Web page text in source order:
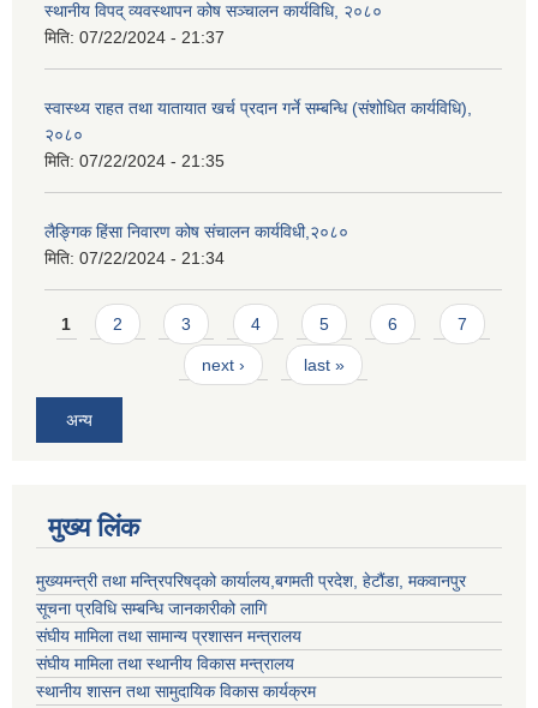
स्थानीय विपद् व्यवस्थापन कोष सञ्चालन कार्यविधि, २०८०
मिति: 07/22/2024 - 21:37
स्वास्थ्य राहत तथा यातायात खर्च प्रदान गर्ने सम्बन्धि (संशोधित कार्यविधि),
२०८०
मिति: 07/22/2024 - 21:35
लैङ्गिक हिंसा निवारण कोष संचालन कार्यविधी,२०८०
मिति: 07/22/2024 - 21:34
Pages
1 2 3 4 5 6 7
next › last »
अन्य
मुख्य लिंक
मुख्यमन्त्री तथा मन्त्रिपरिषद्को कार्यालय,बगमती प्रदेश, हेटौंडा, मकवानपुर
सूचना प्रविधि सम्बन्धि जानकारीको लागि
संघीय मामिला तथा सामान्य प्रशासन मन्त्रालय
संघीय मामिला तथा स्थानीय विकास मन्त्रालय
स्थानीय शासन तथा सामुदायिक विकास कार्यक्रम